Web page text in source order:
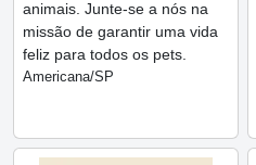
animais. Junte-se a nós na
missão de garantir uma vida
feliz para todos os pets.
Americana/SP